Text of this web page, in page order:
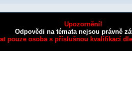
Upozornění!
Odpovědi na témata nejsou právně
pouze osoba s příslušnou kvalifikací